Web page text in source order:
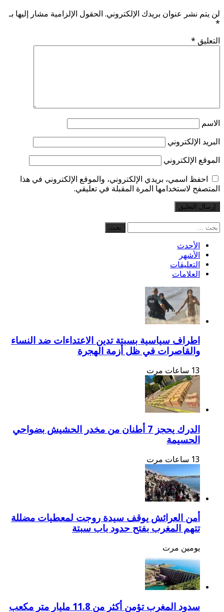
نشر عنوان بريدك الإلكتروني. الحقول الإلزامية مشار إليها بـ
*
الإلكتروني
الإلكتروني
اسمي، بريدي الإلكتروني، والموقع الإلكتروني في هذا
لاستخدامها المرة المقبلة في تعليقي.
الأحدث
الأشهر
التعليقات
العلامات
اطراف سياسية بسبتة تدين الاعتداءات ضد النساء
والقاصرات في ظل أزمة الهجرة
الدرك يحجز 7 أطنان من مخدر الحشيش بضواحي
الحسيمة
أمن العرائش يوقف سيدة روجت لمعطيات مضللة
تتهم المغرب بفتح حدود باب سبتة
يومين مرت
سدود المغرب تؤمن أكثر من 11.8 مليار متر مكعب